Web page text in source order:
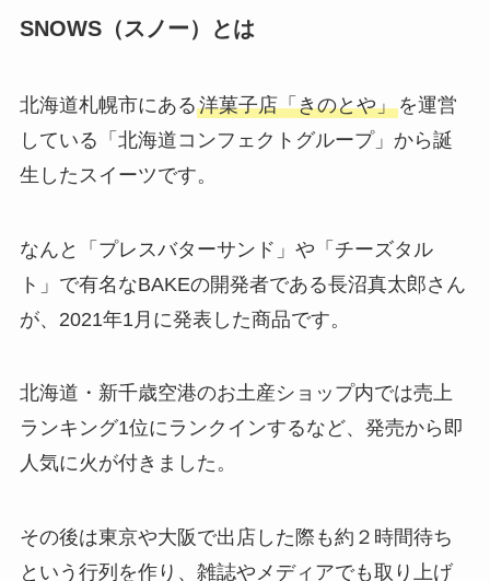
SNOWS（スノー）とは
北海道札幌市にある洋菓子店「きのとや」を運営
している「北海道コンフェクトグループ」から誕
生したスイーツです。
なんと「プレスバターサンド」や「チーズタル
ト」で有名なBAKEの開発者である長沼真太郎さん
が、2021年1月に発表した商品です。
北海道・新千歳空港のお土産ショップ内では売上
ランキング1位にランクインするなど、発売から即
人気に火が付きました。
その後は東京や大阪で出店した際も約２時間待ち
という行列を作り、雑誌やメディアでも取り上げ